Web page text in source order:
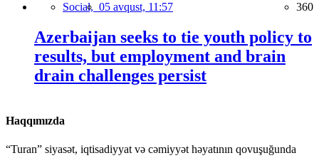
Social, 05 avqust, 11:57 360
Azerbaijan seeks to tie youth policy to
results, but employment and brain
drain challenges persist
Haqqımızda
“Turan” siyasət, iqtisadiyyat və cəmiyyət həyatının qovuşuğunda